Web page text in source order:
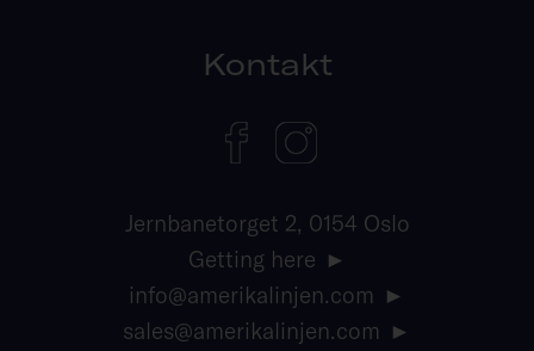
Kontakt
Jernbanetorget 2, 0154 Oslo
Getting here
info@amerikalinjen.com
sales@amerikalinjen.com